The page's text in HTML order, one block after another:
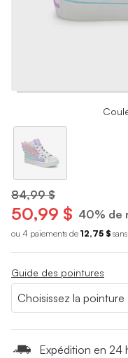
84,99 $
50,99 $ 40% de
ou 4 paiements de 12,75 $
Guide des pointures
Expédition en 24